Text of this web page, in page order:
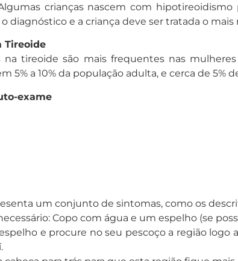
crianças nascem com
o diagnóstico e a criança deve ser tratada o
Tireoide
na tireoide são mais frequentes nas
5% a 10% da população adulta, e cerca de
exame
um conjunto de sintomas, como os
Copo com água e um espelho (se
espelho e procure no seu pescoço a região